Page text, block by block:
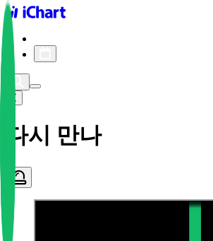
iChart logo
다시 만나